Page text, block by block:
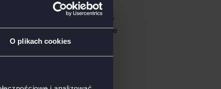
O plikach cookies
elementy z dwóch perspektyw
poruszać się po stronie i nie
który jednocześnie